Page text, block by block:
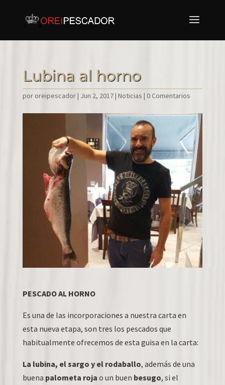
Lubina al horno
por oreipescador| Jun 2, 2017| Noticias | 0 Comentarios
PESCADO AL HORNO
Es una de las incorporaciones a nuestra carta en
esta nueva etapa, son tres los pescados que
habitualmente ofrecemos de esta guisa en la carta:
La lubina, el sargo y el rodaballo, además de una
buena palometa roja o un buen besugo, si el